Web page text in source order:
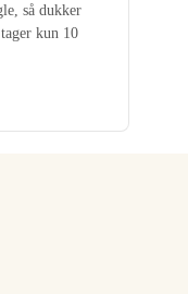
så dukker
kun 10